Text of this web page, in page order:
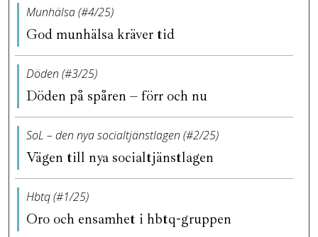
Munhälsa (#4/25)
God munhälsa kräver tid
Döden (#3/25)
Döden på spåren – förr och nu
SoL – den nya socialtjänstlagen (#2/25)
Vägen till nya socialtjänstlagen
Hbtq (#1/25)
Oro och ensamhet i hbtq-gruppen